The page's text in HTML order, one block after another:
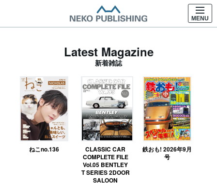
MENU
Latest Magazine
新着雑誌
ねこno.136
CLASSIC CAR
COMPLETE FILE
Vol.05 BENTLEY
T SERIES 2DOOR
SALOON
鉄おも! 2026年9月
号